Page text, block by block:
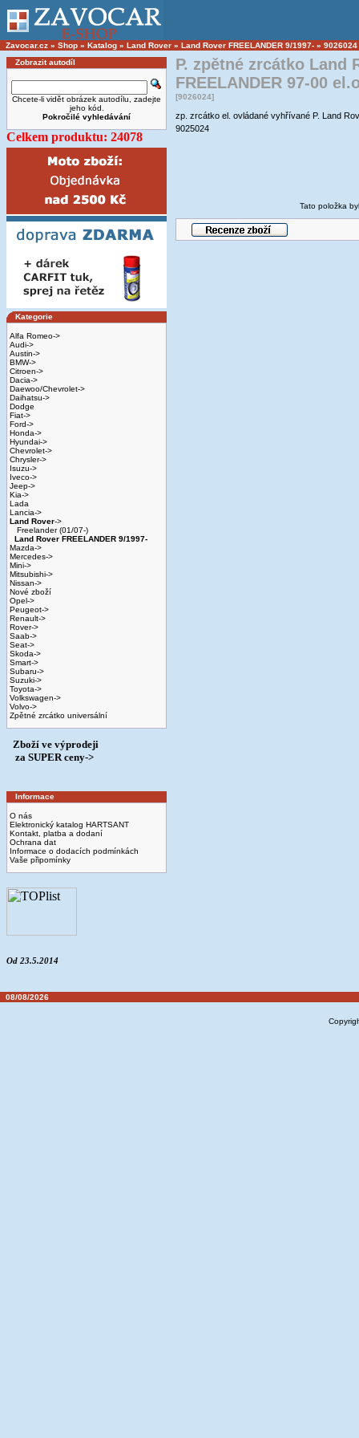
Zavocar.cz » Shop » Katalog » Land Rover » Land Rover FREELANDER 9/1997- » 9026024
Zobrazit autodíl
Chcete-li vidět obrázek autodílu, zadejte
jeho kód.
Pokročilé vyhledávání
Celkem produktu: 24078
Kategorie
Alfa Romeo->
Audi->
Austin->
BMW->
Citroen->
Dacia->
Daewoo/Chevrolet->
Daihatsu->
Dodge
Fiat->
Ford->
Honda->
Hyundai->
Chevrolet->
Chrysler->
Isuzu->
Iveco->
Jeep->
Kia->
Lada
Lancia->
Land Rover->
Freelander (01/07-)
Land Rover FREELANDER 9/1997-
Mazda->
Mercedes->
Mini->
Mitsubishi->
Nissan->
Nové zboží
Opel->
Peugeot->
Renault->
Rover->
Saab->
Seat->
Skoda->
Smart->
Subaru->
Suzuki->
Toyota->
Volkswagen->
Volvo->
Zpětné zrcátko universální
Zboží ve výprodeji
­ za SUPER ceny->
Informace
O nás
Elektronický katalog HARTSANT
Kontakt, platba a dodaní
Ochrana dat
Informace o dodacích podmínkách
Vaše připomínky
Od 23.5.2014
P. zpětné zrcátko Land
FREELANDER 97-00
[9026024]
zp. zrcátko el. ovládané vyhřívané P. Land
9025024
Tato položka
08/08/2026